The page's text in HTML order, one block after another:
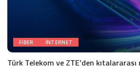
FIBER INTERNET
Türk Telekom ve ZTE’den